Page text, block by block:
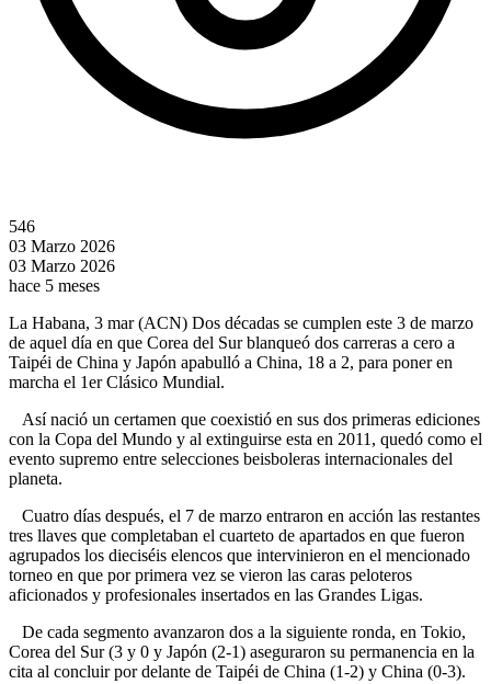
546
03 Marzo 2026
03 Marzo 2026
hace 5 meses
La Habana, 3 mar (ACN) Dos décadas se cumplen este 3 de marzo
de aquel día en que Corea del Sur blanqueó dos carreras a cero a
Taipéi de China y Japón apabulló a China, 18 a 2, para poner en
marcha el 1er Clásico Mundial.
Así nació un certamen que coexistió en sus dos primeras ediciones
con la Copa del Mundo y al extinguirse esta en 2011, quedó como el
evento supremo entre selecciones beisboleras internacionales del
planeta.
Cuatro días después, el 7 de marzo entraron en acción las restantes
tres llaves que completaban el cuarteto de apartados en que fueron
agrupados los dieciséis elencos que intervinieron en el mencionado
torneo en que por primera vez se vieron las caras peloteros
aficionados y profesionales insertados en las Grandes Ligas.
De cada segmento avanzaron dos a la siguiente ronda, en Tokio,
Corea del Sur (3 y 0 y Japón (2-1) aseguraron su permanencia en la
cita al concluir por delante de Taipéi de China (1-2) y China (0-3).